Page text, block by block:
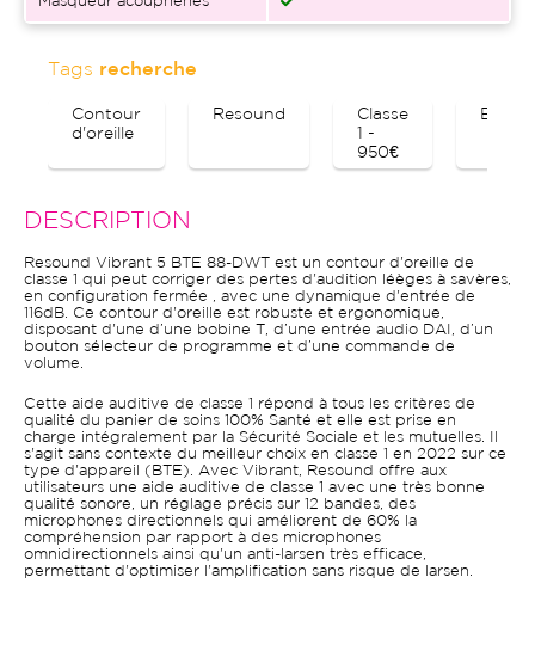
Tags recherche
Contour
d'oreille
Resound
Classe
1 -
950€
DESCRIPTION
Resound Vibrant 5 BTE 88-DWT est un contour d'oreille de
classe 1 qui peut corriger des pertes d'audition léèges à savères,
en configuration fermée , avec une dynamique d'entrée de
116dB. Ce contour d'oreille est robuste et ergonomique,
disposant d'une d’une bobine T, d’une entrée audio DAI, d’un
bouton sélecteur de programme et d’une commande de
volume.
Cette aide auditive de classe 1 répond à tous les critères de
qualité du panier de soins 100% Santé et elle est prise en
charge intégralement par la Sécurité Sociale et les mutuelles. Il
s'agit sans contexte du meilleur choix en classe 1 en 2022 sur ce
type d'appareil (BTE). Avec Vibrant, Resound offre aux
utilisateurs une aide auditive de classe 1 avec une très bonne
qualité sonore, un réglage précis sur 12 bandes, des
microphones directionnels qui améliorent de 60% la
compréhension par rapport à des microphones
omnidirectionnels ainsi qu'un anti-larsen très efficace,
permettant d'optimiser l'amplification sans risque de larsen.